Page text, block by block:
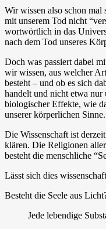
Wir wissen also schon mal
mit unserem Tod nicht
wortwörtlich in das
nach dem Tod unseres
Doch was passiert dabei
wir wissen, aus welcher
besteht – und ob es sich
handelt und nicht etwa nur
biologischer Effekte, wie
unserer körperlichen Sinne.
Die Wissenschaft ist
klären. Die Religionen
besteht die menschliche
Lässt sich dies
Besteht die Seele aus
Jede lebendige